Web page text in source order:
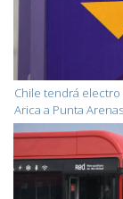
Chile tendrá
Arica a Punta Arenas